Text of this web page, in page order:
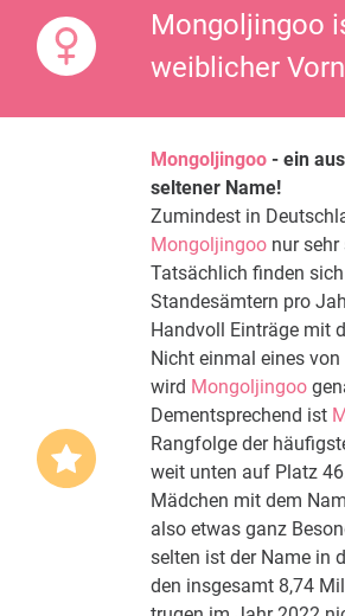
Mongoljingoo
weiblicher
Mongoljingoo - ein
seltener Name!
Zumindest in
Mongoljingoo nur sehr
Tatsächlich finden
Standesämtern pro
Handvoll Einträge mit
Nicht einmal eines
wird Mongoljingoo
Dementsprechend ist
Rangfolge der
weit unten auf Platz
Mädchen mit dem
also etwas ganz
selten ist der Name in
den insgesamt 8,74